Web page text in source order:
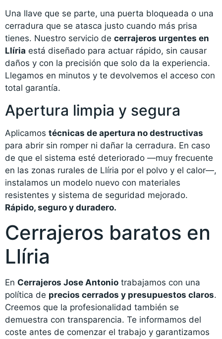
Una llave que se parte, una puerta bloqueada o una
cerradura que se atasca justo cuando más prisa
tienes. Nuestro servicio de cerrajeros urgentes en
Llíria está diseñado para actuar rápido, sin causar
daños y con la precisión que solo da la experiencia.
Llegamos en minutos y te devolvemos el acceso con
total garantía.
Apertura limpia y segura
Aplicamos técnicas de apertura no destructivas
para abrir sin romper ni dañar la cerradura. En caso
de que el sistema esté deteriorado —muy frecuente
en las zonas rurales de Llíria por el polvo y el calor—,
instalamos un modelo nuevo con materiales
resistentes y sistema de seguridad mejorado.
Rápido, seguro y duradero.
Cerrajeros baratos en
Llíria
En Cerrajeros Jose Antonio trabajamos con una
política de precios cerrados y presupuestos claros.
Creemos que la profesionalidad también se
demuestra con transparencia. Te informamos del
coste antes de comenzar el trabajo y garantizamos